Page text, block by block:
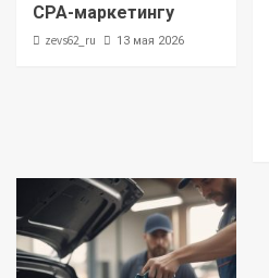
CPA-маркетингу
zevs62_ru 13 мая 2026